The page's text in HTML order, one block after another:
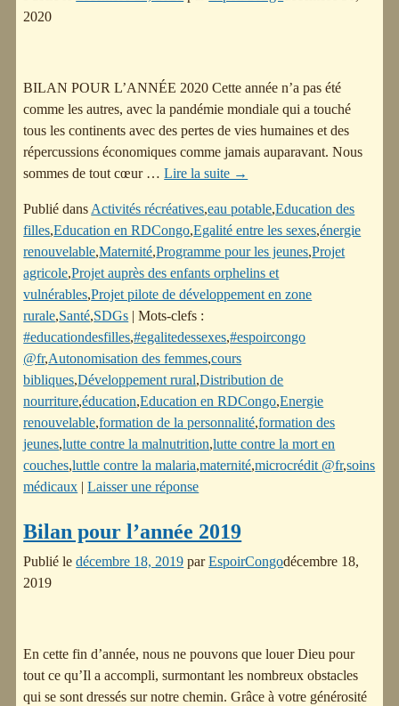
2020
BILAN POUR L’ANNÉE 2020 Cette année n’a pas été
comme les autres, avec la pandémie mondiale qui a touché
tous les continents avec des pertes de vies humaines et des
répercussions économiques comme jamais auparavant. Nous
sommes de tout cœur … Lire la suite →
Publié dans Activités récréatives,eau potable,Education des
filles,Education en RDCongo,Egalité entre les sexes,énergie
renouvelable,Maternité,Programme pour les jeunes,Projet
agricole,Projet auprès des enfants orphelins et
vulnérables,Projet pilote de développement en zone
rurale,Santé,SDGs |Mots-clefs :
#educationdesfilles,#egalitedessexes,#espoircongo
@fr,Autonomisation des femmes,cours
bibliques,Développement rural,Distribution de
nourriture,éducation,Education en RDCongo,Energie
renouvelable,formation de la personnalité,formation des
jeunes,lutte contre la malnutrition,lutte contre la mort en
couches,luttle contre la malaria,maternité,microcrédit @fr,soins
médicaux |Laisser une réponse
Bilan pour l’année 2019
Publié ledécembre 18, 2019 parEspoirCongodécembre 18,
2019
En cette fin d’année, nous ne pouvons que louer Dieu pour
tout ce qu’Il a accompli, surmontant les nombreux obstacles
qui se sont dressés sur notre chemin. Grâce à votre générosité